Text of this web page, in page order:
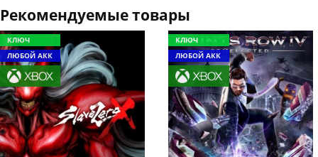
Рекомендуемые товары
КЛЮЧ
ЛЮБОЙ АКК
КЛЮЧ
ЛЮБОЙ АКК